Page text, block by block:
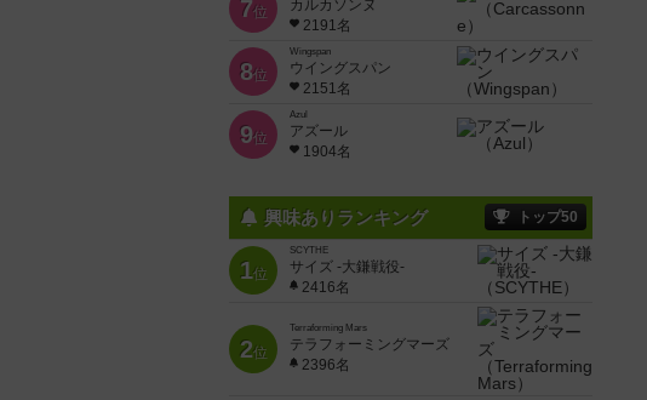
7位
カルカソンヌ
2191名
8位
Wingspan
ウイングスパン
2151名
9位
Azul
アズール
1904名
興味ありランキング トップ50
1位
SCYTHE
サイズ -大鎌戦役-
2416名
2位
Terraforming Mars
テラフォーミングマーズ
2396名